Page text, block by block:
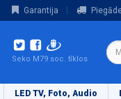
Garantija
Seko M79 soc. tīklos
LED TV, Foto, Audio